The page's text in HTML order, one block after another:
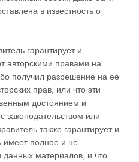
в известность о
гарантирует и
авторскими правами на
получил разрешение на ее
прав, или что эти
достоянием и
законодательством или
также гарантирует и
имеет полное и не
данных материалов, и что